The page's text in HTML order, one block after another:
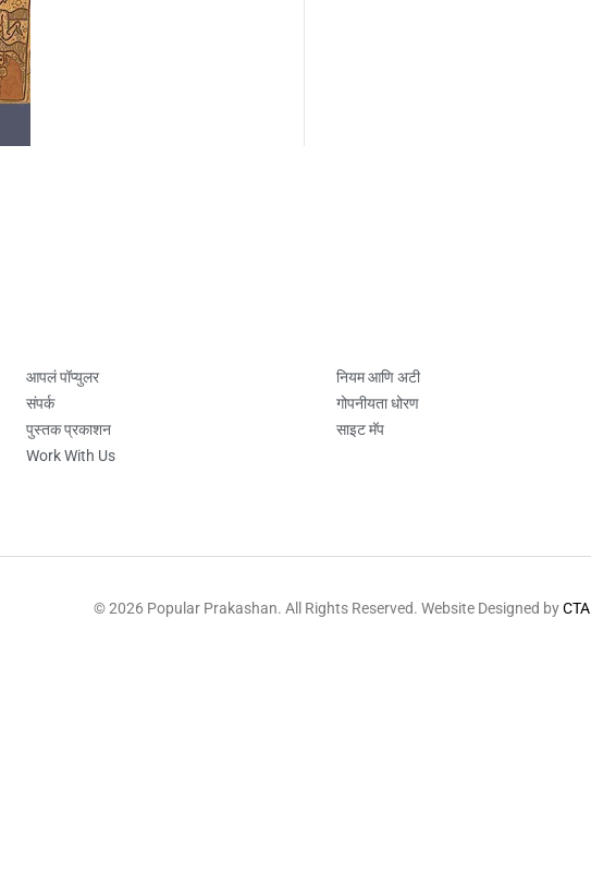
आपलं पॉप्युलर
संपर्क
पुस्तक प्रकाशन
Work With Us
नियम आणि अटी
गोपनीयता धोरण
साइट मॅप
© 2026 Popular Prakashan. All Rights Reserved. Website Designed byCTA